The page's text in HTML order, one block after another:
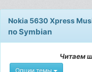
Nokia 5630 Xpress
по Symbian
Читаем
Опции темы